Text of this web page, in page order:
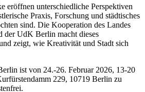
eröffnen unterschiedliche Perspektiven
Praxis, Forschung und städtisches
sind. Die Kooperation des Landes
der UdK Berlin macht dieses
zeigt, wie Kreativität und Stadt sich
ist von 24.-26. Februar 2026, 13-20
229, 10719 Berlin zu